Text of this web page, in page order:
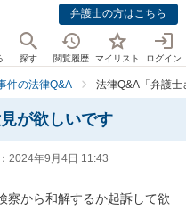
弁護士の方はこちら
探す 閲覧履歴 マイリスト ログイン
件の法律Q&A 法律Q&A「弁護
が欲しいです
2024年9月4日 11:43
察から和解するか起訴して欲